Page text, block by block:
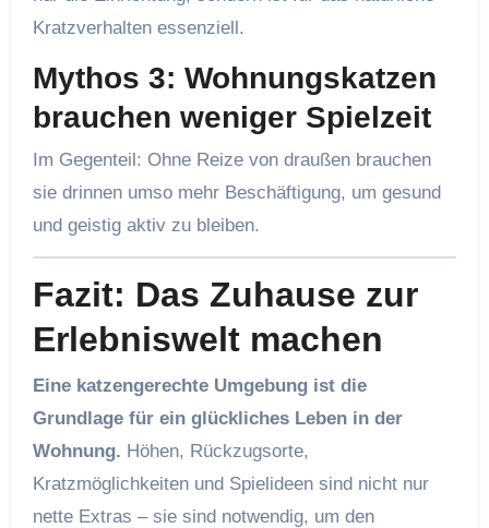
Kratzverhalten essenziell.
Mythos 3: Wohnungskatzen
brauchen weniger Spielzeit
Im Gegenteil: Ohne Reize von draußen brauchen
sie drinnen umso mehr Beschäftigung, um gesund
und geistig aktiv zu bleiben.
Fazit: Das Zuhause zur
Erlebniswelt machen
Eine katzengerechte Umgebung ist die
Grundlage für ein glückliches Leben in der
Wohnung. Höhen, Rückzugsorte,
Kratzmöglichkeiten und Spielideen sind nicht nur
nette Extras – sie sind notwendig, um den